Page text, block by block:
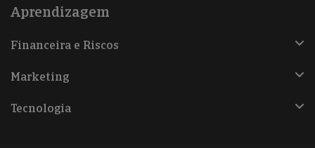
Aprendizagem
Financeira e Riscos
Marketing
Tecnologia